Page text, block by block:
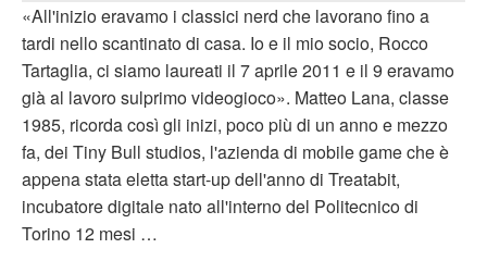
«All'inizio eravamo i classici nerd che lavorano fino a
tardi nello scantinato di casa. Io e il mio socio, Rocco
Tartaglia, ci siamo laureati il 7 aprile 2011 e il 9 eravamo
già al lavoro sulprimo videogioco». Matteo Lana, classe
1985, ricorda così gli inizi, poco più di un anno e mezzo
fa, dei Tiny Bull studios, l'azienda di mobile game che è
appena stata eletta start-up dell'anno di Treatabit,
incubatore digitale nato all'interno del Politecnico di
Torino 12 mesi …